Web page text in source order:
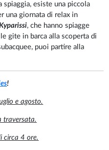
spiaggia, esiste una piccola
una giornata di relax in
, che hanno spiagge
gite in barca alla scoperta di
puoi partire alla
!
e agosto.
traversata.
circa 4 ore.